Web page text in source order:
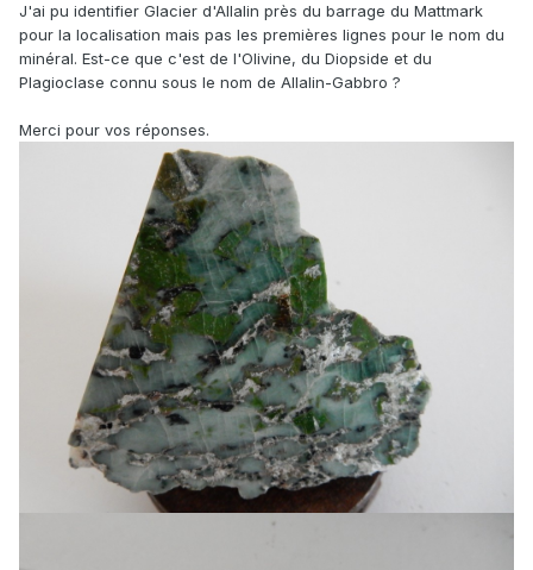
J'ai pu identifier Glacier d'Allalin près du barrage du Mattmark
pour la localisation mais pas les premières lignes pour le nom du
minéral. Est-ce que c'est de l'Olivine, du Diopside et du
Plagioclase connu sous le nom de Allalin-Gabbro ?
Merci pour vos réponses.